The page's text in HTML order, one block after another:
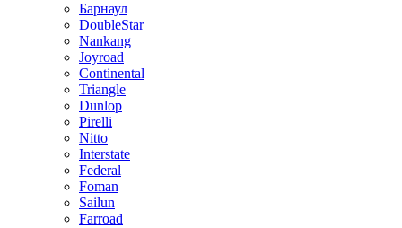
Барнаул
DoubleStar
Nankang
Joyroad
Continental
Triangle
Dunlop
Pirelli
Nitto
Interstate
Federal
Foman
Sailun
Farroad